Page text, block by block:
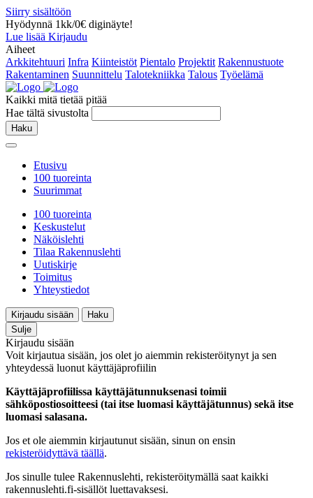
Siirry sisältöön
Hyödynnä 1kk/0€ diginäyte!
Lue lisää Kirjaudu
Aiheet
Arkkitehtuuri Infra Kiinteistöt Pientalo Projektit Rakennustuote
Rakentaminen Suunnittelu Talotekniikka Talous Työelämä
Kaikki mitä tietää pitää
Hae tältä sivustolta
Haku
Etusivu
100 tuoreinta
Suurimmat
100 tuoreinta
Keskustelut
Näköislehti
Tilaa Rakennuslehti
Uutiskirje
Toimitus
Yhteystiedot
Kirjaudu sisään
Haku
Sulje
Kirjaudu sisään
Voit kirjautua sisään, jos olet jo aiemmin rekisteröitynyt ja sen
yhteydessä luonut käyttäjäprofiilin
Käyttäjäprofiilissa käyttäjätunnuksenasi toimii
sähköpostiosoitteesi (tai itse luomasi käyttäjätunnus) sekä itse
luomasi salasana.
Jos et ole aiemmin kirjautunut sisään, sinun on ensin
rekisteröidyttävä täällä.
Jos sinulle tulee Rakennuslehti, rekisteröitymällä saat kaikki
rakennuslehti.fi-sisällöt luettavaksesi.